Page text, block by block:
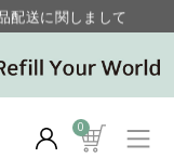
配送に関しまして
ントアップデー”
0